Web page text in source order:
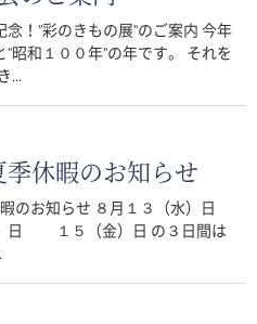
念！”彩のきもの展”のご案内 今年
昭和１００年”の年です。 それを
...
季休暇のお知らせ
のお知らせ ８月１３（水）日
１５（金）日 の３日間は